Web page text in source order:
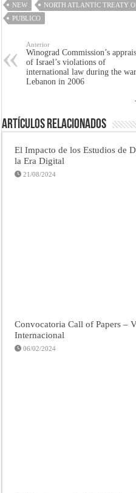
NEW
NORTH ATLANTIC TREATY
PUBLICO
Anterior
Winograd Commission’s
of Israel’s violations of
international law during the
Lebanon in 2006
Artículos Relacionados
El Impacto de los Estudios de
la Era Digital
21/08/2024
Convocatoria Call of Papers –
Internacional
06/02/2024